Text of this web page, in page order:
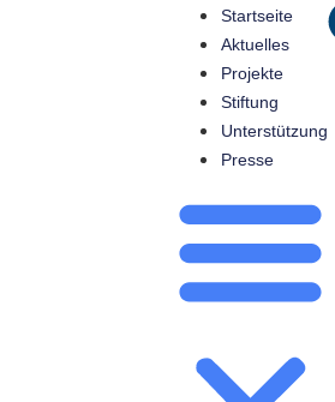
Startseite
Aktuelles
Projekte
Stiftung
Unterstützung
Presse